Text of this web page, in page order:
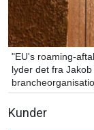
"EU's roaming-
lyder det fra
Kunder